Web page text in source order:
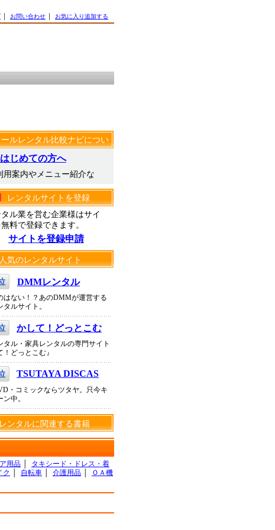
│ お問い合わせ お気に入り追加する
ールレンタル比較ナビについ
はじめての方へ
用案内やメニュー紹介な
レンタルサイトを登録
タル業を営む企業様はサイ
無料で登録できます。
サイトを登録申請
人気のレンタルサイト
DMMレンタル
はない！？あのDMMが運営する
タルサイト。
かして！どっとこむ
タル・家具レンタルの専門サイト
！どっとこむ』
TSUTAYA DISCAS
・コミックならツタヤ。只今キ
ン中。
レンタルに関連する書籍
用品
タキシード・ドレス・着
ク 自転車 介護用品
ＯＡ機